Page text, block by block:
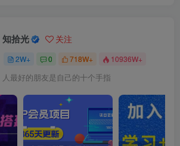
知拾光 关注
2W+ 0 718W+ 10936W+
人最好的朋友是自己的十个手指